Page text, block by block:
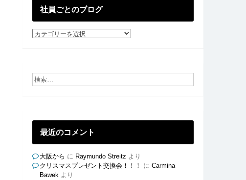
社員ごとのブログ
社
ブ
最近のコメント
大阪から に Raymundo Streitz より
クリスマスプレゼント交換会！！！
に Carmina
Bawekより